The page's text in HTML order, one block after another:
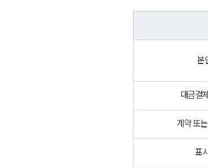
본
대금결
계약 또
표